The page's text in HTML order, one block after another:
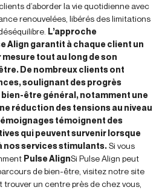
d’aborder la vie quotidienne avec
renouvelées, libérés des limitations
L’approche
Align garantit à chaque client un
tout au long de son
De nombreux clients ont
soulignant des progrès
être général, notamment une
réduction des tensions au niveau
témoignent des
qui peuvent survenir lorsque
nos services stimulants.Si vous
Pulse AlignSi Pulse Align peut
de bien-être, visitez notre site
trouver un centre près de chez vous,